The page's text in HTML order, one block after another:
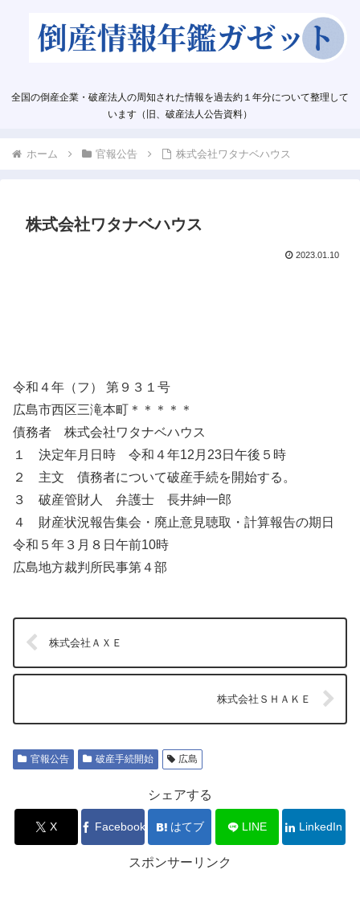
全国の倒産企業・破産法人の周知された情報を過去約１年分について整理して
います（旧、破産法人公告資料）
ホーム 官報公告 株式会社ワタナベハウス
株式会社ワタナベハウス
2023.01.10
令和４年（フ） 第９３１号
広島市西区三滝本町＊＊＊＊＊
債務者 株式会社ワタナベハウス
１ 決定年月日時 令和４年12月23日午後５時
２ 主文 債務者について破産手続を開始する。
３ 破産管財人 弁護士 長井紳一郎
４ 財産状況報告集会・廃止意見聴取・計算報告の期日
令和５年３月８日午前10時
広島地方裁判所民事第４部
株式会社ＡＸＥ
株式会社ＳＨＡＫＥ
官報公告 破産手続開始 広島
シェアする
X Facebook はてブ LINE LinkedIn
スポンサーリンク